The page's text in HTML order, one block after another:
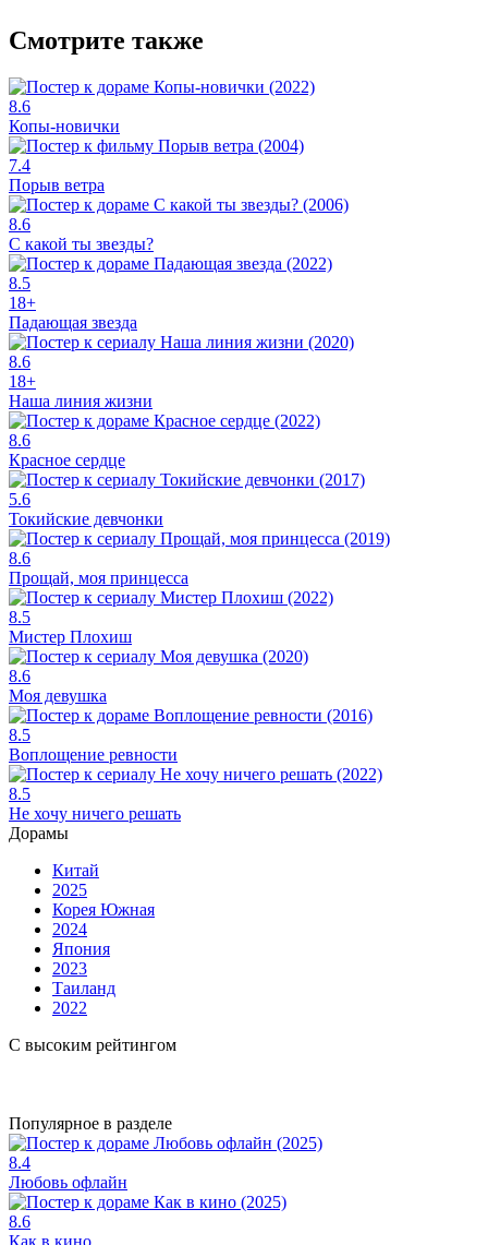
Смотрите также
8.6
Копы-новички
7.4
Порыв ветра
8.6
С какой ты звезды?
8.5
18+
Падающая звезда
8.6
18+
Наша линия жизни
8.6
Красное сердце
5.6
Токийские девчонки
8.6
Прощай, моя принцесса
8.5
Мистер Плохиш
8.6
Моя девушка
8.5
Воплощение ревности
8.5
Не хочу ничего решать
Дорамы
Китай
2025
Корея Южная
2024
Япония
2023
Таиланд
2022
С высоким рейтингом
Популярное в разделе
8.4
Любовь офлайн
8.6
Как в кино